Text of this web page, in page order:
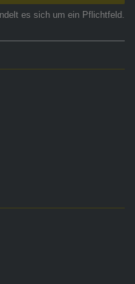
es sich um ein Pflichtfeld.